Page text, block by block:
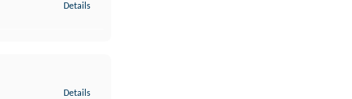
Details
Details